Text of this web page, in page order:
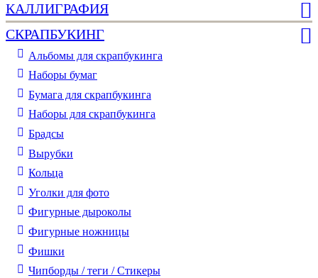
КАЛЛИГРАФИЯ
СКРАПБУКИНГ
Альбомы для скрапбукинга
Наборы бумаг
Бумага для скрапбукинга
Наборы для скрапбукинга
Брадсы
Вырубки
Кольца
Уголки для фото
Фигурные дыроколы
Фигурные ножницы
Фишки
Чипборды / теги / Стикеры